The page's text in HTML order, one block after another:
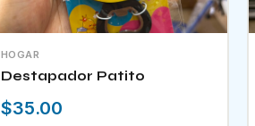
HOGAR
Destapador Patito
$35.00